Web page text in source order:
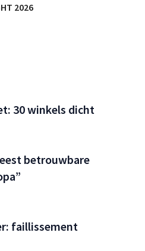
2026
30 winkels dicht
betrouwbare
faillissement